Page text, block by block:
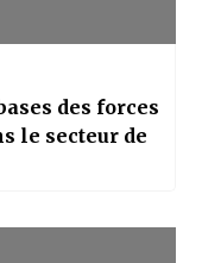
des forces
le secteur de